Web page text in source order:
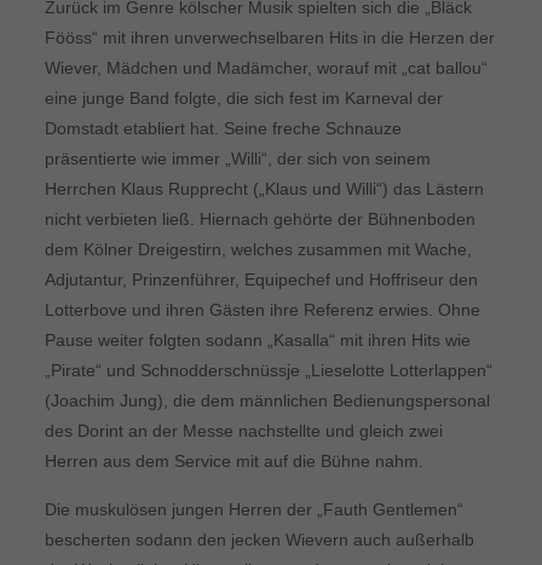
Zurück im Genre kölscher Musik spielten sich die „Bläck
Fööss“ mit ihren unverwechselbaren Hits in die Herzen der
Wiever, Mädchen und Madämcher, worauf mit „cat ballou“
eine junge Band folgte, die sich fest im Karneval der
Domstadt etabliert hat. Seine freche Schnauze
präsentierte wie immer „Willi“, der sich von seinem
Herrchen Klaus Rupprecht („Klaus und Willi“) das Lästern
nicht verbieten ließ. Hiernach gehörte der Bühnenboden
dem Kölner Dreigestirn, welches zusammen mit Wache,
Adjutantur, Prinzenführer, Equipechef und Hoffriseur den
Lotterbove und ihren Gästen ihre Referenz erwies. Ohne
Pause weiter folgten sodann „Kasalla“ mit ihren Hits wie
„Pirate“ und Schnodderschnüssje „Lieselotte Lotterlappen“
(Joachim Jung), die dem männlichen Bedienungspersonal
des Dorint an der Messe nachstellte und gleich zwei
Herren aus dem Service mit auf die Bühne nahm.
Die muskulösen jungen Herren der „Fauth Gentlemen“
bescherten sodann den jecken Wievern auch außerhalb